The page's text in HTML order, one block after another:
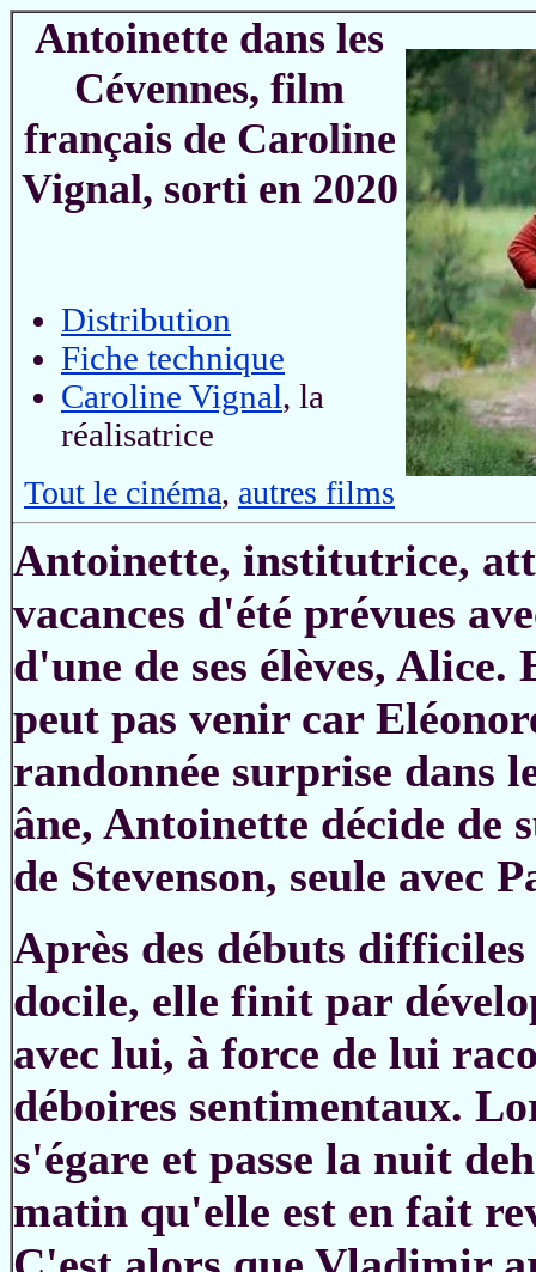
Antoinette dans les
Cévennes, film
français de Caroline
Vignal, sorti en 2020
Distribution
Fiche technique
Caroline Vignal, la
réalisatrice
Tout le cinéma, autres films
Antoinette, institutrice,
vacances d'été prévues
d'une de ses élèves,
peut pas venir car
randonnée surprise dans
âne, Antoinette décide de
de Stevenson, seule avec
Après des débuts
docile, elle finit par
avec lui, à force de lui
déboires sentimentaux.
s'égare et passe la nuit
matin qu'elle est en fait